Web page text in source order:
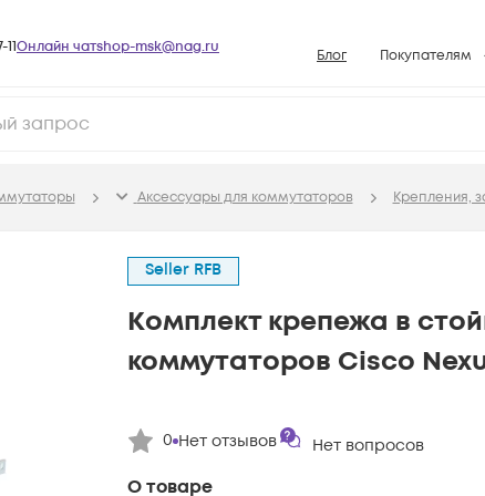
Онлайн чатshop-msk@nag.ru Блог Покупателям
Условия
Вопросы и
База знаний
Аксессуары для коммутаторов Крепления,
О товаре
Seller RFB
Комплект крепежа в
коммутаторов Cisco
0 Нет отзывов Нет вопросов